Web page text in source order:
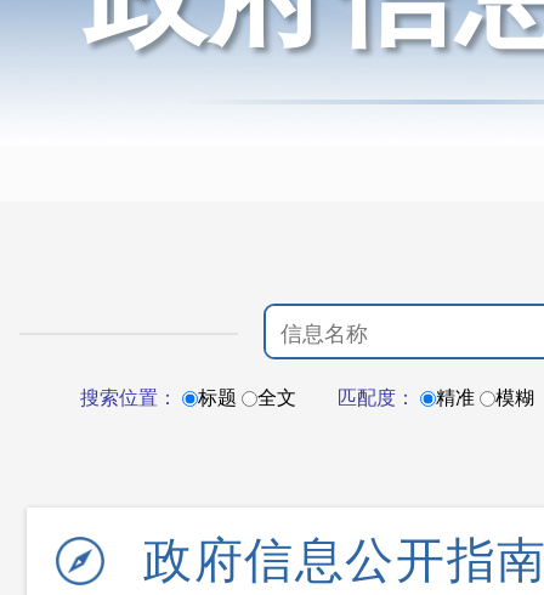
搜索位置： 标题 全文 匹配度： 精准 模糊
政府信息公开指